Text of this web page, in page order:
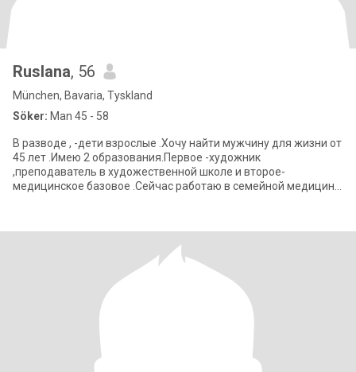
Ruslana, 56
München, Bavaria, Tyskland
Söker: Man 45 - 58
В разводе , -дети взрослые .Хочу найти мужчину для жизни от
45 лет .Имею 2 образования.Первое -художник
,преподаватель в художественной школе и второе-
медицинское базовое .Сейчас работаю в семейной медицине